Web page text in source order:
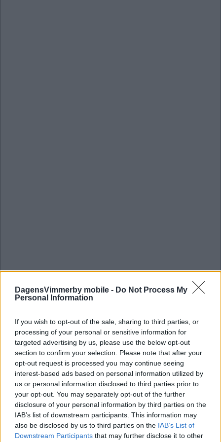
DagensVimmerby mobile - Do Not Process My
Personal Information
If you wish to opt-out of the sale, sharing to third parties, or
processing of your personal or sensitive information for
targeted advertising by us, please use the below opt-out
section to confirm your selection. Please note that after your
opt-out request is processed you may continue seeing
interest-based ads based on personal information utilized by
us or personal information disclosed to third parties prior to
your opt-out. You may separately opt-out of the further
disclosure of your personal information by third parties on the
IAB’s list of downstream participants. This information may
also be disclosed by us to third parties on the IAB’s List of
Downstream Participants that may further disclose it to other